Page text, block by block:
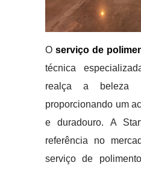
O serviço de
técnica
realça a beleza
proporcionando um
e duradouro. A
referência no
serviço de